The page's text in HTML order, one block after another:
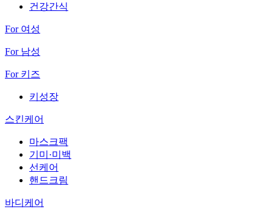
건강간식
For 여성
For 남성
For 키즈
키성장
스킨케어
마스크팩
기미·미백
선케어
핸드크림
바디케어